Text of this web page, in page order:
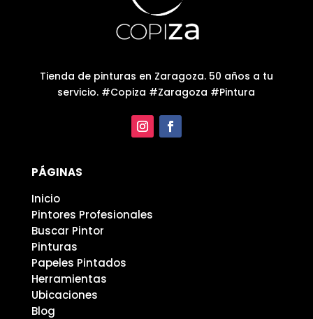
Tienda de pinturas en Zaragoza. 50 años a tu
servicio. #Copiza #Zaragoza #Pintura
PÁGINAS
Inicio
Pintores Profesionales
Buscar Pintor
Pinturas
Papeles Pintados
Herramientas
Ubicaciones
Blog